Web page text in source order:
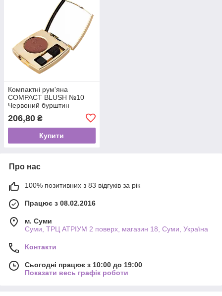
Компактні рум'яна
COMPACT BLUSH №10
Червоний бурштин
206,80 ₴
Купити
Про нас
100% позитивних з 83 відгуків за рік
Працює з 08.02.2016
м. Суми
Суми, ТРЦ АТРІУМ 2 поверх, магазин 18, Суми, Україна
Контакти
Сьогодні працює з 10:00 до 19:00
Показати весь графік роботи